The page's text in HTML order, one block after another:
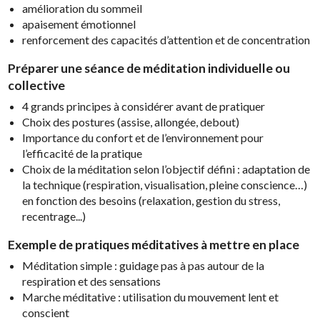
amélioration du sommeil
apaisement émotionnel
renforcement des capacités d’attention et de concentration
Préparer une séance de méditation individuelle ou
collective
4 grands principes à considérer avant de pratiquer
Choix des postures (assise, allongée, debout)
Importance du confort et de l’environnement pour
l’efficacité de la pratique
Choix de la méditation selon l’objectif défini : adaptation de
la technique (respiration, visualisation, pleine conscience…)
en fonction des besoins (relaxation, gestion du stress,
recentrage...)
Exemple de pratiques méditatives à mettre en place
Méditation simple : guidage pas à pas autour de la
respiration et des sensations
Marche méditative : utilisation du mouvement lent et
conscient